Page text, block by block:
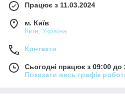
Працює з 11.03.2024
м. Київ
Київ, Україна
Контакти
Сьогодні працює з 09:00 до
Показати весь графік